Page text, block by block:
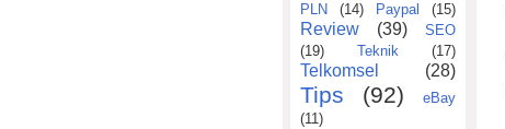
PLN (14) Paypal (15)
Review (39)
SEO
(19)
Teknik (17)
Telkomsel (28)
Tips (92)
eBay
(11)